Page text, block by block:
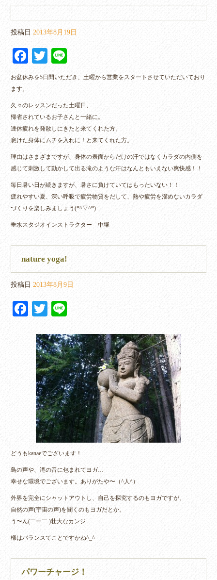
投稿日 2013年8月19日
Fa
ce
ok
T
wi
r
ne
お盆休みを5日間いただき、土曜から営業をスタートさせていただいており
ます。
久々のレッスンだった土曜日、
帰省されているお子さんと一緒に。
連休疲れを発散しにきたと来てくれた方。
怠けた身体にムチを入れに！と来てくれた方。
理由はさまざまですが、身体の表面からだけの汗ではなくカラダの内側を
感じて刺激して動かして出る滝のような汗はなんともいえない爽快感！！
毎日暑い日が続きますが、暑さに負けていてはもったいない！！
疲れやすい夏、深い呼吸で疲労物質をだして、熱や疲労を溜めないカラダ
づくりを楽しみましょう(*^▽^*)
垂水スタジオインストラクター 中塚
nature yoga!
投稿日 2013年8月9日
Fa
bo
ok
T
tte
r
どうもkanaeでございます！
鳥の声や、滝の音に包まれてヨガ…
幸せな環境でございます。ありがたや〜（^人^）
外界を完全にシャットアウトし、自己を探究するのもヨガですが、
自然の声(宇宙の声)を聞くのもヨガだとか。
う〜ん(￣ー￣ )壮大なカンジ…
様はバランスてことですかね^_^
パワーチャージ！